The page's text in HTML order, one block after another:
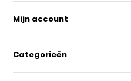
Mijn account
Categorieën